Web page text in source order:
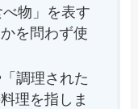
べ物」を表す
を問わず使
調理された
理を指しま